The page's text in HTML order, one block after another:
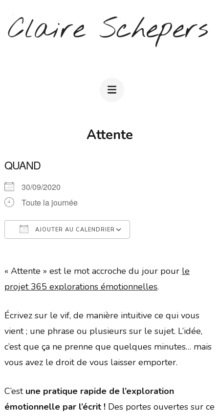
contenu
Attente
QUAND
30/09/2020
Toute la journée
AJOUTER AU CALENDRIER
« Attente » est le mot accroche du jour pour le
projet 365 explorations émotionnelles.
Écrivez sur le vif, de manière intuitive ce qui vous
vient ; une phrase ou plusieurs sur le sujet. L’idée,
c’est que ça ne prenne que quelques minutes… mais
vous avez le droit de vous laisser emporter.
C’est une pratique rapide de l’exploration
émotionnelle par l’écrit ! Des portes ouvertes sur ce